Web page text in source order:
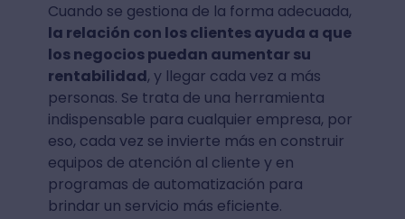
Cuando se gestiona de la forma adecuada,
la relación con los clientes ayuda a que
los negocios puedan aumentar su
rentabilidad, y llegar cada vez a más
personas. Se trata de una herramienta
indispensable para cualquier empresa, por
eso, cada vez se invierte más en construir
equipos de atención al cliente y en
programas de automatización para
brindar un servicio más eficiente.